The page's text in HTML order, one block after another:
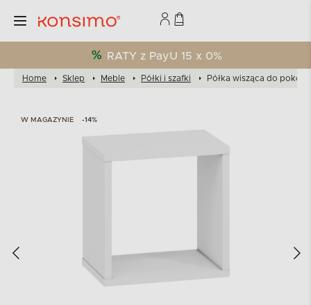
RATY z PayU 15 x 0%
Home Sklep Meble Półki i szafki Półka wisząca do
W MAGAZYNIE -14%